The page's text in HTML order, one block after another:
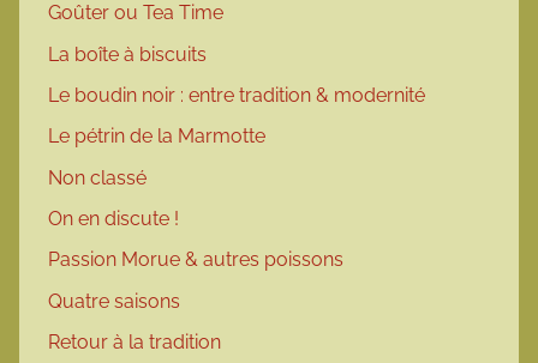
Goûter ou Tea Time
La boîte à biscuits
Le boudin noir : entre tradition & modernité
Le pétrin de la Marmotte
Non classé
On en discute !
Passion Morue & autres poissons
Quatre saisons
Retour à la tradition